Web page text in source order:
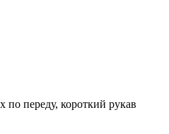
по переду, короткий рукав